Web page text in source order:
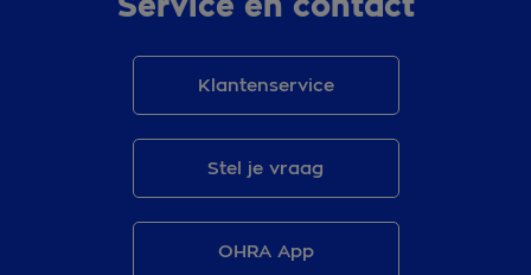
Klantenservice
Stel je vraag
OHRA App